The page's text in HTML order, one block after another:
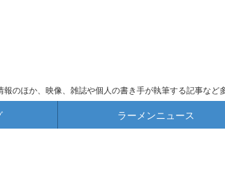
ほか、映像、雑誌や個人の書き手が執筆する記事など
ラーメンニュース